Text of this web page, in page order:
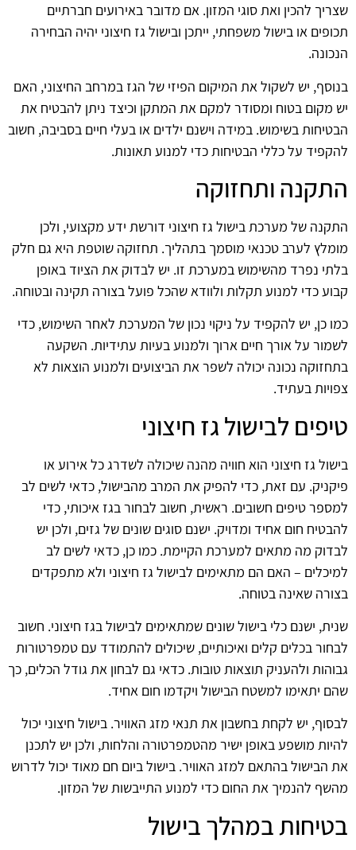
שצריך להכין ואת סוגי המזון. אם מדובר באירועים חברתיים
תכופים או בישול משפחתי, ייתכן ובישול גז חיצוני יהיה הבחירה
הנכונה.
בנוסף, יש לשקול את המיקום הפיזי של הגז במרחב החיצוני, האם
יש מקום בטוח ומסודר למקם את המתקן וכיצד ניתן להבטיח את
הבטיחות בשימוש. במידה וישנם ילדים או בעלי חיים בסביבה, חשוב
להקפיד על כללי הבטיחות כדי למנוע תאונות.
התקנה ותחזוקה
התקנה של מערכת בישול גז חיצוני דורשת ידע מקצועי, ולכן
מומלץ לערב טכנאי מוסמך בתהליך. תחזוקה שוטפת היא גם חלק
בלתי נפרד מהשימוש במערכת זו. יש לבדוק את הציוד באופן
קבוע כדי למנוע תקלות ולוודא שהכל פועל בצורה תקינה ובטוחה.
כמו כן, יש להקפיד על ניקוי נכון של המערכת לאחר השימוש, כדי
לשמור על אורך חיים ארוך ולמנוע בעיות עתידיות. השקעה
בתחזוקה נכונה יכולה לשפר את הביצועים ולמנוע הוצאות לא
צפויות בעתיד.
טיפים לבישול גז חיצוני
בישול גז חיצוני הוא חוויה מהנה שיכולה לשדרג כל אירוע או
פיקניק. עם זאת, כדי להפיק את המרב מהבישול, כדאי לשים לב
למספר טיפים חשובים. ראשית, חשוב לבחור בגז איכותי, כדי
להבטיח חום אחיד ומדויק. ישנם סוגים שונים של גזים, ולכן יש
לבדוק מה מתאים למערכת הקיימת. כמו כן, כדאי לשים לב
למיכלים – האם הם מתאימים לבישול גז חיצוני ולא מתפקדים
בצורה שאינה בטוחה.
שנית, ישנם כלי בישול שונים שמתאימים לבישול בגז חיצוני. חשוב
לבחור בכלים קלים ואיכותיים, שיכולים להתמודד עם טמפרטורות
גבוהות ולהעניק תוצאות טובות. כדאי גם לבחון את גודל הכלים, כך
שהם יתאימו למשטח הבישול ויקדמו חום אחיד.
לבסוף, יש לקחת בחשבון את תנאי מזג האוויר. בישול חיצוני יכול
להיות מושפע באופן ישיר מהטמפרטורה והלחות, ולכן יש לתכנן
את הבישול בהתאם למזג האוויר. בישול ביום חם מאוד יכול לדרוש
מהשף להנמיך את החום כדי למנוע התייבשות של המזון.
בטיחות במהלך בישול